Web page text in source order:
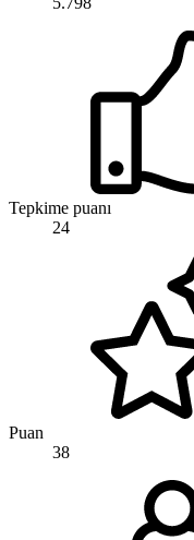
Tepkime puanı
24
Puan
38